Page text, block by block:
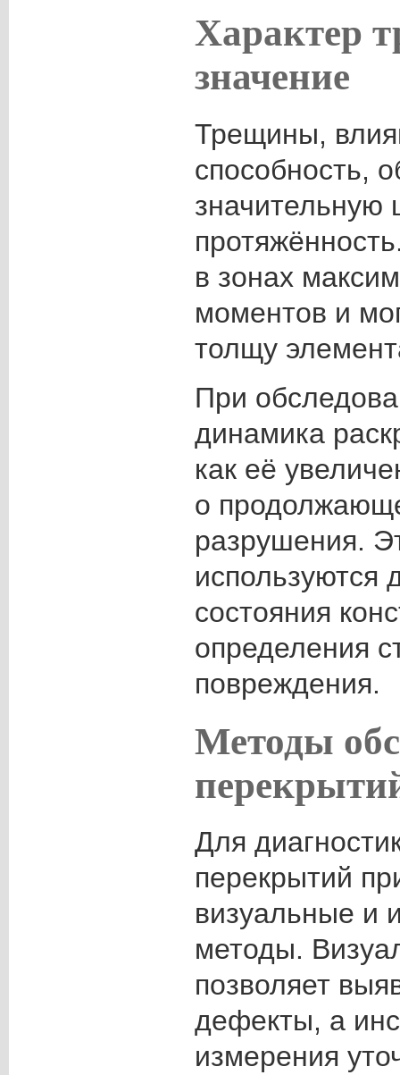
Характер
значение
Трещины,
способность,
значительную
в зонах
моментов и
толщу
При
динамика
как её
о
разрушения.
используются
состояния
определения
повреждения.
Методы
Для
перекрытий
визуальные и
методы.
позволяет
дефекты, а
измерения